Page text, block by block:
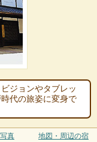
ジョンやタブレッ
代の旅姿に変身で
真 地図・周辺の宿